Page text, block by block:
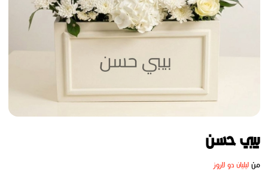
بيبي حسن
منليليان دو لاروز